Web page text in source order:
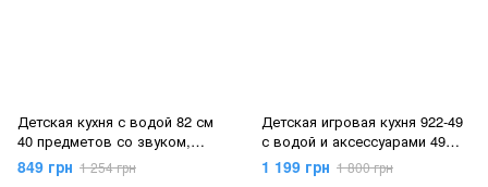
Детская кухня с водой 82 см
40 предметов со звуком,
светом 59/60
849 грн 1 254 грн
Детская игровая кухня 922-49
с водой и аксессуарами 49
предметов
1 199 грн 1 800 грн